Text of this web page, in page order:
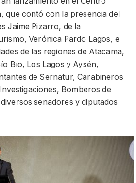
que contó con la presencia del
Jaime Pizarro, de la
Verónica Pardo Lagos, e
de las regiones de Atacama,
Bío, Los Lagos y Aysén,
de Sernatur, Carabineros
Bomberos de
senadores y diputados